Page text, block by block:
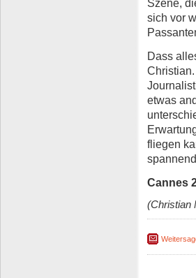
Szene,
sich vor
Dass
etwas
fliegen
Cannes
(Christian